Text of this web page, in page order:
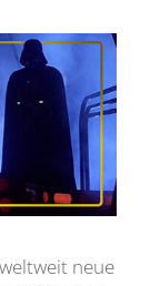
neue